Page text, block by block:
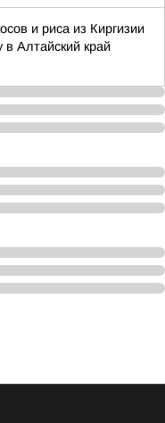
и риса из Киргизии
в Алтайский край